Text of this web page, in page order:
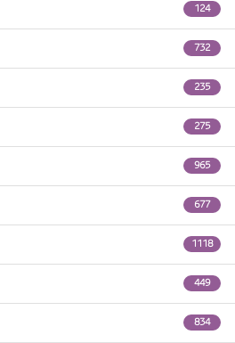
124
732
235
275
965
677
1118
449
834